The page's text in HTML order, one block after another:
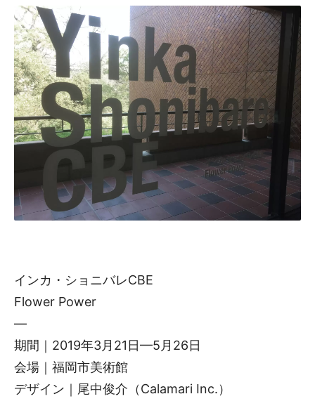
インカ・ショニバレCBE
Flower Power
—
期間｜2019年3月21日—5月26日
会場｜福岡市美術館
デザイン｜尾中俊介（Calamari Inc.）